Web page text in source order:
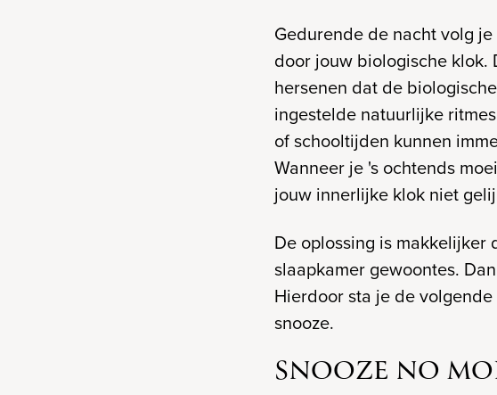
Gedurende de nacht volg
door jouw biologische
hersenen dat de
ingestelde natuurlijke
of schooltijden kunnen
Wanneer je 's ochtends
jouw innerlijke klok niet
De oplossing is
slaapkamer gewoontes.
Hierdoor sta je de
snooze.
SNOOZE NO